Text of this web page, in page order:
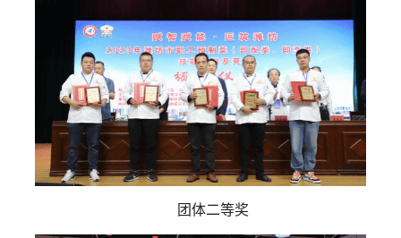
团体二等奖